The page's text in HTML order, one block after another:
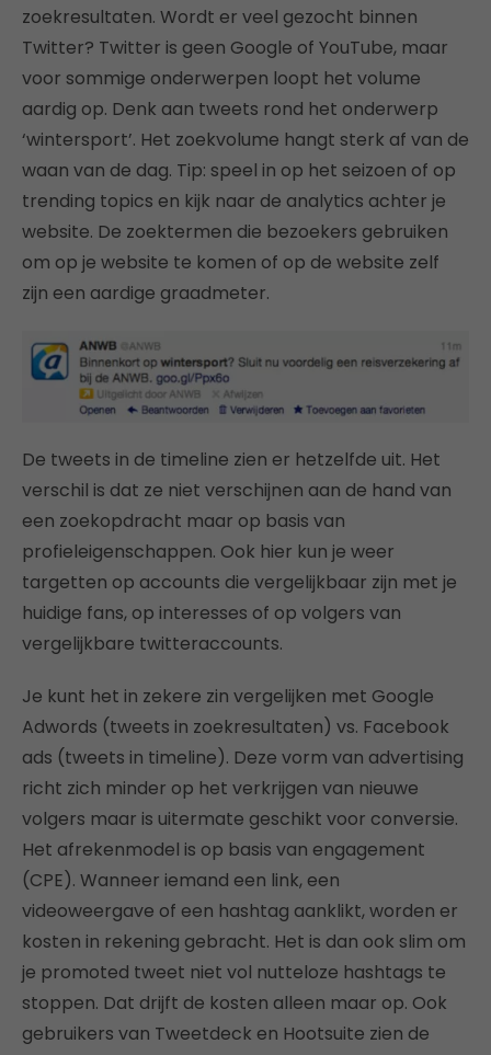
zoekresultaten. Wordt er veel gezocht binnen
Twitter? Twitter is geen Google of YouTube, maar
voor sommige onderwerpen loopt het volume
aardig op. Denk aan tweets rond het onderwerp
‘wintersport’. Het zoekvolume hangt sterk af van de
waan van de dag. Tip: speel in op het seizoen of op
trending topics en kijk naar de analytics achter je
website. De zoektermen die bezoekers gebruiken
om op je website te komen of op de website zelf
zijn een aardige graadmeter.
De tweets in de timeline zien er hetzelfde uit. Het
verschil is dat ze niet verschijnen aan de hand van
een zoekopdracht maar op basis van
profieleigenschappen. Ook hier kun je weer
targetten op accounts die vergelijkbaar zijn met je
huidige fans, op interesses of op volgers van
vergelijkbare twitteraccounts.
Je kunt het in zekere zin vergelijken met Google
Adwords (tweets in zoekresultaten) vs. Facebook
ads (tweets in timeline). Deze vorm van advertising
richt zich minder op het verkrijgen van nieuwe
volgers maar is uitermate geschikt voor conversie.
Het afrekenmodel is op basis van engagement
(CPE). Wanneer iemand een link, een
videoweergave of een hashtag aanklikt, worden er
kosten in rekening gebracht. Het is dan ook slim om
je promoted tweet niet vol nutteloze hashtags te
stoppen. Dat drijft de kosten alleen maar op. Ook
gebruikers van Tweetdeck en Hootsuite zien de